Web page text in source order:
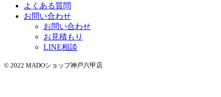
よくある質問
お問い合わせ
お問い合わせ
お見積もり
LINE相談
© 2022 MADOショップ神戸六甲店